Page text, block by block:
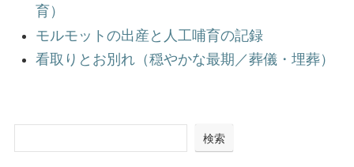
育）
モルモットの出産と人工哺育の記録
看取りとお別れ（穏やかな最期／葬儀・埋葬）
検索